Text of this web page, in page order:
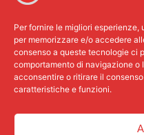
Per fornire le migliori
per memorizzare e/o accedere
consenso a queste tecnologie ci
comportamento di navigazione o
acconsentire o ritirare il
caratteristiche e funzioni.
DALLE